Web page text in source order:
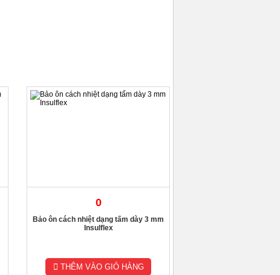
0
Bảo ôn cách nhiệt dạng tấm dày 3 mm
Insulflex
THÊM VÀO GIỎ HÀNG